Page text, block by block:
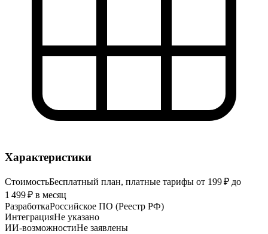
Характеристики
СтоимостьБесплатный план, платные тарифы от 199 ₽ до
1 499 ₽ в месяц
РазработкаРоссийское ПО (Реестр РФ)
ИнтеграцияНе указано
ИИ-возможностиНе заявлены